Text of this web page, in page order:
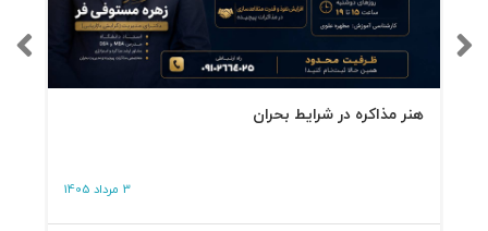
هنر مذاکره در شرایط بحران
3 مرداد 1405